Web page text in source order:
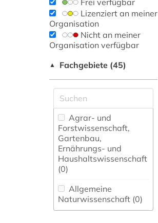
Frei verfügbar
Lizenziert an meiner
Organisation
Nicht an meiner
Organisation verfügbar
▲ Fachgebiete (45)
Agrar- und
Forstwissenschaft,
Gartenbau,
Ernährungs- und
Haushaltswissenschaft
(0)
Allgemeine
Naturwissenschaft (0)